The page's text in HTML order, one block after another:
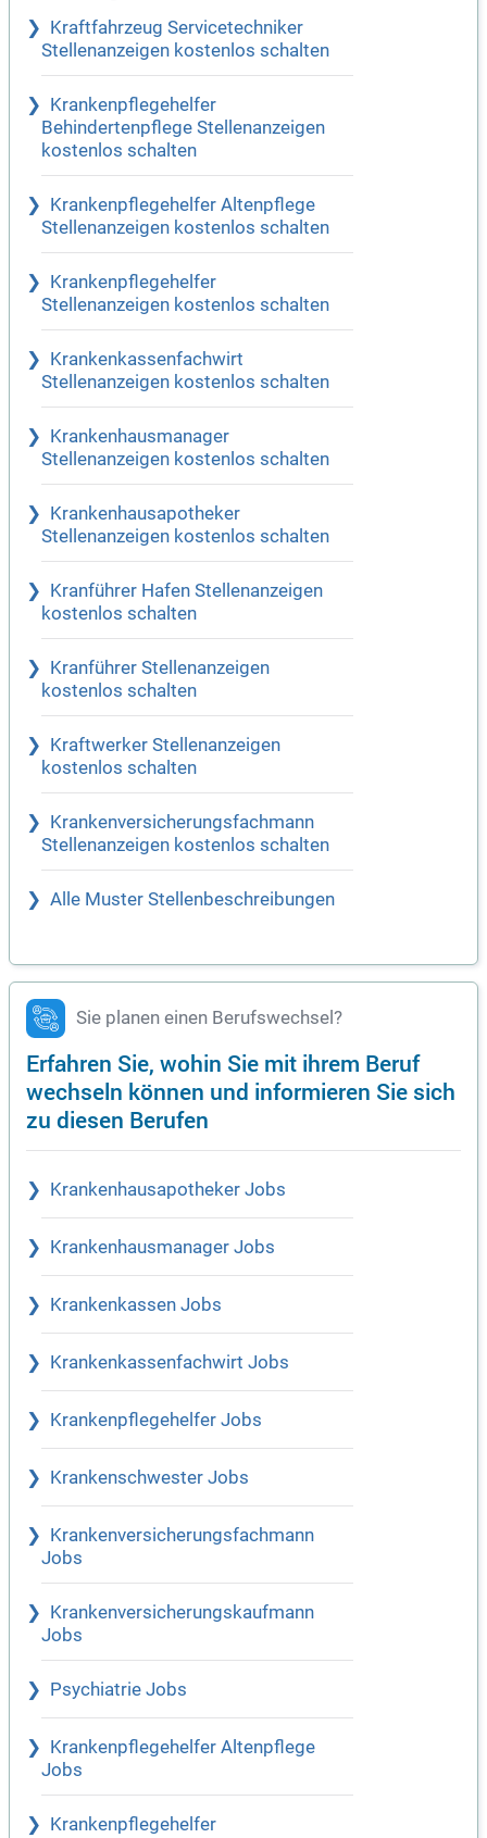
Kraftfahrzeug Servicetechniker
Stellenanzeigen kostenlos schalten
Krankenpflegehelfer
Behindertenpflege Stellenanzeigen
kostenlos schalten
Krankenpflegehelfer Altenpflege
Stellenanzeigen kostenlos schalten
Krankenpflegehelfer
Stellenanzeigen kostenlos schalten
Krankenkassenfachwirt
Stellenanzeigen kostenlos schalten
Krankenhausmanager
Stellenanzeigen kostenlos schalten
Krankenhausapotheker
Stellenanzeigen kostenlos schalten
Kranführer Hafen Stellenanzeigen
kostenlos schalten
Kranführer Stellenanzeigen
kostenlos schalten
Kraftwerker Stellenanzeigen
kostenlos schalten
Krankenversicherungsfachmann
Stellenanzeigen kostenlos schalten
Alle Muster Stellenbeschreibungen
Sie planen einen Berufswechsel?
Erfahren Sie, wohin Sie mit ihrem Beruf
wechseln können und informieren Sie sich
zu diesen Berufen
Krankenhausapotheker Jobs
Krankenhausmanager Jobs
Krankenkassen Jobs
Krankenkassenfachwirt Jobs
Krankenpflegehelfer Jobs
Krankenschwester Jobs
Krankenversicherungsfachmann
Jobs
Krankenversicherungskaufmann
Jobs
Psychiatrie Jobs
Krankenpflegehelfer Altenpflege
Jobs
Krankenpflegehelfer